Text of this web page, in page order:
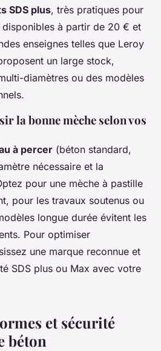
SDS plus, très pratiques pour
à partir de 20 € et
enseignes telles que Leroy
un large stock,
diamètres ou des modèles
la bonne mèche selon vos
à percer (béton standard,
nécessaire et la
pour une mèche à pastille
pour les travaux soutenus ou
longue durée évitent les
Pour optimiser
une marque reconnue et
SDS plus ou Max avec votre
et sécurité
béton